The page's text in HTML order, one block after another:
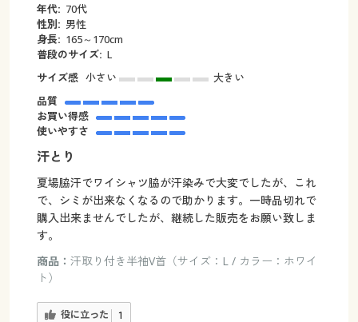
年代: 70代
性別: 男性
身長: 165～170cm
普段のサイズ: L
サイズ感 小さい
大きい
品質
お買い得感
使いやすさ
汗とり
夏場脇汗でワイシャツ脇が汗染みで大変でしたが、これ
で、シミが出来なくなるので助かります。一時品切れで
購入出来ませんでしたが、継続した販売をお願い致しま
す。
商品： 汗取り付き半袖V首（サイズ：L / カラー：ホワイ
ト）
役に立った 1